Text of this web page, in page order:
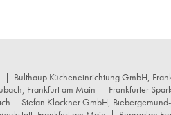
| Bulthaup Kücheneinrichtung GmbH,
Frankfurt am Main | Frankfurter
| Stefan Klöckner GmbH,